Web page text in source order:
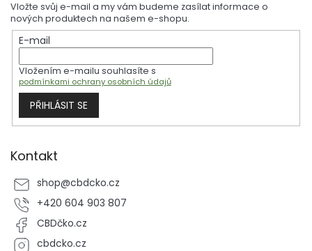
Vložte svůj e-mail a my vám budeme zasílat informace o
nových produktech na našem e-shopu.
E-mail
Vložením e-mailu souhlasíte s
podmínkami ochrany osobních údajů
PŘIHLÁSIT SE
Kontakt
shop@cbdcko.cz
+420 604 903 807
CBDčko.cz
cbdcko.cz